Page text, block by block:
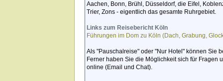
Aachen, Bonn, Brühl, Düsseldorf, die Eifel,
Trier, Zons - eigentlich das gesamte Ruhrgebiet.
Links zum Reisebericht Köln
Führungen im Dom zu Köln (Dach, Grabung,
Als "Pauschalreise" oder "Nur Hotel" können Sie
Ferner haben Sie die Möglichkeit sich für Fragen
online (Email und Chat).